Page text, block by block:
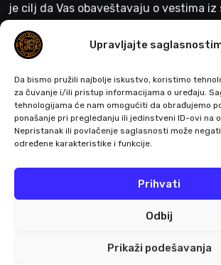
Upravljajte
Da bismo pružili najbolje iskustvo, koristimo
za čuvanje i/ili pristup informacijama o uređaju.
tehnologijama će nam omogućiti da obrađujemo
ponašanje pri pregledanju ili jedinstveni ID-ovi na
Nepristanak ili povlačenje saglasnosti može
određene karakteristike i funkcije.
Prihvati
Odbij
Prikaži podešavanja
je cilj da Vas obaveštavaju o vestima iz
gejminga
Pratite nas